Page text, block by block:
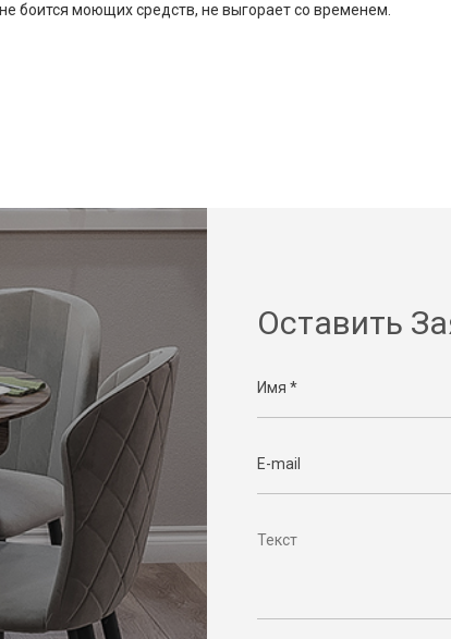
боится моющих средств, не выгорает со временем.
Оставить